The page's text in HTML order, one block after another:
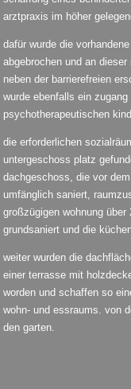
arztpraxis im höher
dafür wurde die
abgebrochen und an
neben der barrierefreien
wurde ebenfalls ein
psychotherapeutischen
die erforderlichen
untergeschoss platz
dachgeschoss, die vor
umfänglich saniert,
großzügigen wohnung
grundsaniert und die
weiter wurden die
einer terrasse mit
worden und schaffen so
wohn- und essraums. von
den garten.